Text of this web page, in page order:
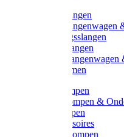
Overige slangen
Overige slangenwagen
Beregeningsslangen
Gardena slangen
Gardena
Slangklemmen
Leader pompen
Zwengelpompen &
Ebara pompen
Pompaccessoires
Excellent pompen